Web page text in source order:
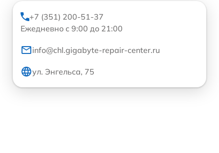
+7 (351) 200-51-37
Ежедневно с 9:00 до 21:00
info@chl.gigabyte-repair-center.ru
ул. Энгельса, 75